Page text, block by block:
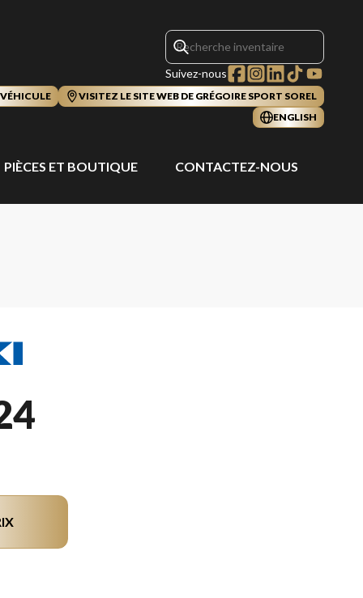
Suivez-nous
VISITEZ LE SITE WEB DE GRÉGOIRE SPORT SOREL
ENGLISH
PIÈCES ET BOUTIQUE CONTACTEZ-NOUS